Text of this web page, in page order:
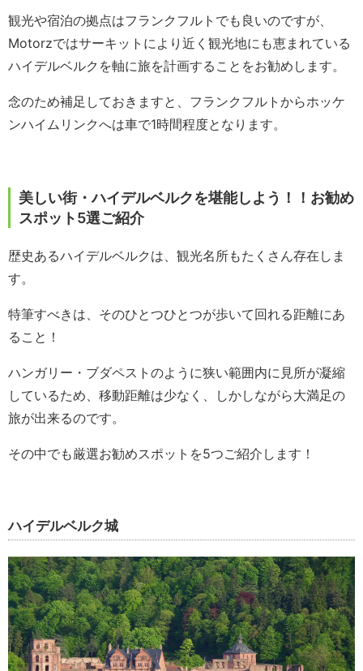
観光や宿泊の拠点はフランクフルトでも良いのですが、
Motorzではサーキットにより近く観光地にも恵まれている
ハイデルベルクを軸に旅を計画することをお勧めします。
念のため補足しておきますと、フランクフルトからホッケ
ンハイムリンクへは車で1時間程度となります。
美しい街・ハイデルベルクを堪能しよう！！お勧め
スポット5選ご紹介
歴史あるハイデルベルクは、観光名所もたくさん存在しま
す。
特筆すべきは、そのひとつひとつが歩いて回れる距離にあ
ること！
ハンガリー・ブダペストのように狭い範囲内に見所が凝縮
しているため、移動距離は少なく、しかしながら大満足の
旅が出来るのです。
その中でも厳選お勧めスポットを5つご紹介します！
ハイデルベルク城